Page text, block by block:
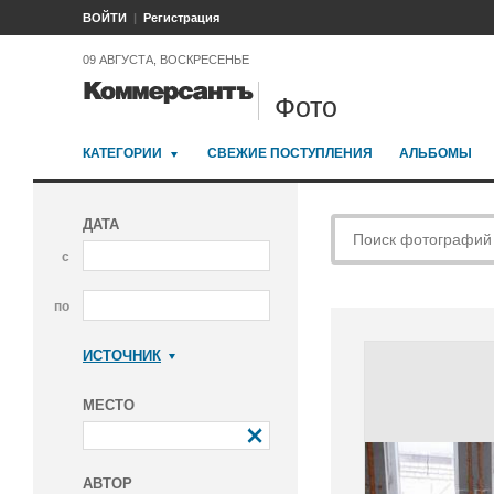
ВОЙТИ Регистрация
09 АВГУСТА, ВОСКРЕСЕНЬЕ
Фото
КАТЕГОРИИ СВЕЖИЕ ПОСТУПЛЕНИЯ АЛЬБОМЫ
ДАТА
с
по
ИСТОЧНИК
МЕСТО
АВТОР